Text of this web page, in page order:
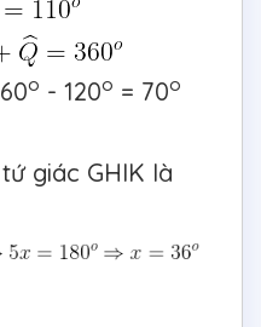
o - 120o = 70o
giác GHIK là